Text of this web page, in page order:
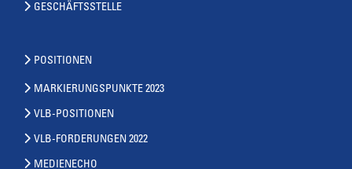
GESCHÄFTSSTELLE
POSITIONEN
MARKIERUNGSPUNKTE 2023
VLB-POSITIONEN
VLB-FORDERUNGEN 2022
MEDIENECHO